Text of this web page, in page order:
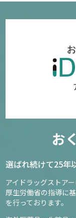
お
選ばれ続けて25年
アイドラッグストア
厚生労働省の指導に
を行っております。